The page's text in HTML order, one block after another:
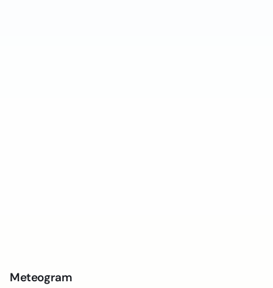
Meteogram